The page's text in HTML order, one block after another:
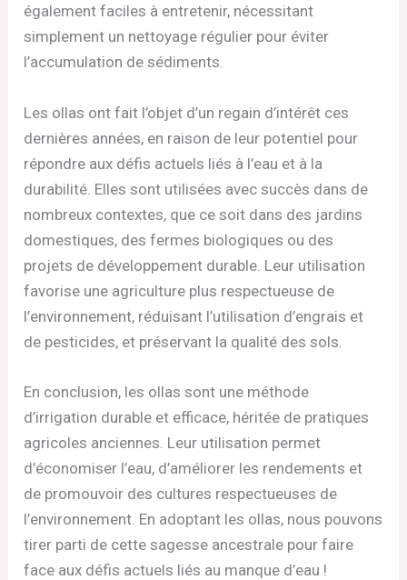
également faciles à entretenir, nécessitant
simplement un nettoyage régulier pour éviter
l’accumulation de sédiments.
Les ollas ont fait l’objet d’un regain d’intérêt ces
dernières années, en raison de leur potentiel pour
répondre aux défis actuels liés à l’eau et à la
durabilité. Elles sont utilisées avec succès dans de
nombreux contextes, que ce soit dans des jardins
domestiques, des fermes biologiques ou des
projets de développement durable. Leur utilisation
favorise une agriculture plus respectueuse de
l’environnement, réduisant l’utilisation d’engrais et
de pesticides, et préservant la qualité des sols.
En conclusion, les ollas sont une méthode
d’irrigation durable et efficace, héritée de pratiques
agricoles anciennes. Leur utilisation permet
d’économiser l’eau, d’améliorer les rendements et
de promouvoir des cultures respectueuses de
l’environnement. En adoptant les ollas, nous pouvons
tirer parti de cette sagesse ancestrale pour faire
face aux défis actuels liés au manque d’eau !